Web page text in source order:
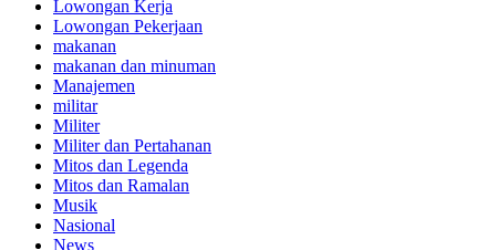
Lowongan Kerja
Lowongan Pekerjaan
makanan
makanan dan minuman
Manajemen
militar
Militer
Militer dan Pertahanan
Mitos dan Legenda
Mitos dan Ramalan
Musik
Nasional
News